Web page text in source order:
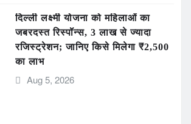
दिल्ली लक्ष्मी योजना को महिलाओं का
जबरदस्त रिस्पॉन्स, 3 लाख से ज्यादा
रजिस्ट्रेशन; जानिए किसे मिलेगा ₹2,500
का लाभ
Aug 5, 2026